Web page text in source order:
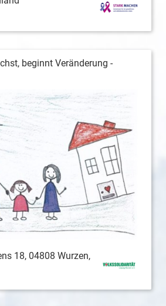
beginnt Veränderung -
18, 04808 Wurzen,